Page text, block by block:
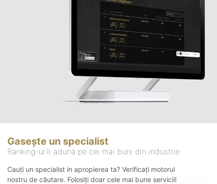
Gasește un specialist
Ranking-ul îi adună pe cei mai buni din industrie
Cauți un specialist in apropierea ta? Verificați motorul
nostru de căutare. Folosiți doar cele mai bune servicii!